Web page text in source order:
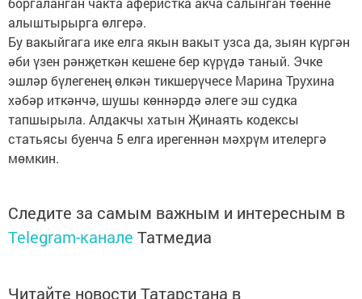
алыштырырга өлгерә.
Бу вакыйгага ике елга якын вакыт узса да, зыян күргән
әби үзен рәнҗеткән кешене бер күрүдә таный. Эчке
эшләр бүлегенең өлкән тикшерүчесе Марина Трухина
хәбәр иткәнчә, шушы көннәрдә әлеге эш судка
тапшырыла. Алдакчы хатын Җинаять кодексы
статьясы буенча 5 елга ирегеннән мәхрүм ителергә
мөмкин.
Следите за самым важным и интересным в
Telegram-канале Татмедиа
Читайте новости Татарстана в